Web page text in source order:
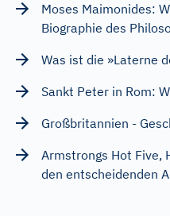
Moses Maimonides:
Biographie des
Was ist die »Laterne
Sankt Peter in Rom:
Großbritannien -
Armstrongs Hot Five,
den entscheidenden